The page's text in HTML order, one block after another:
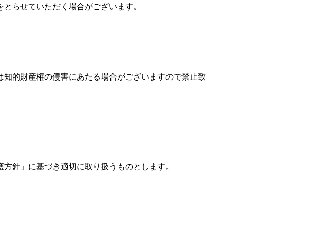
らせていただく場合がございます。
的財産権の侵害にあたる場合がございますので禁止致
針」に基づき適切に取り扱うものとします。